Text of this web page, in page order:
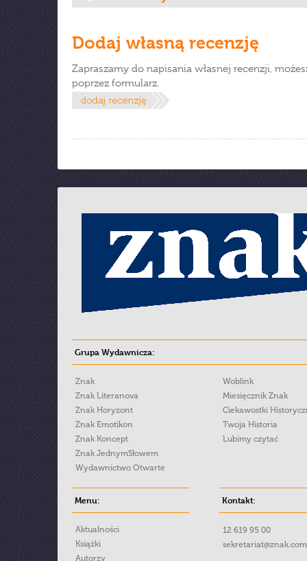
Dodaj własną recenzję
Zapraszamy do napisania własnej recenzji,
poprzez formularz.
Grupa Wydawnicza:
Znak
Znak Literanova
Znak Horyzont
Znak Emotikon
Znak Koncept
Znak JednymSłowem
Wydawnictwo Otwarte
Woblink
Miesięcznik Znak
Ciekawostki
Twoja Historia
Lubimy czytać
Menu:
Aktualności
Książki
Autorzy
Kontakt:
12 619 95 00